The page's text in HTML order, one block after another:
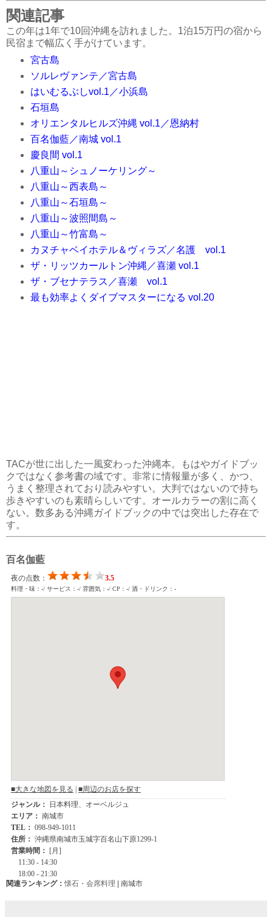
関連記事
この年は1年で10回沖縄を訪れました。1泊15万円の宿から
民宿まで幅広く手がけています。
宮古島
ソルレヴァンテ／宮古島
はいむるぶしvol.1／小浜島
石垣島
オリエンタルヒルズ沖縄 vol.1／恩納村
百名伽藍／南城 vol.1
慶良間 vol.1
八重山～シュノーケリング～
八重山～西表島～
八重山～石垣島～
八重山～波照間島～
八重山～竹富島～
カヌチャベイホテル＆ヴィラズ／名護 vol.1
ザ・リッツカールトン沖縄／喜瀬 vol.1
ザ・ブセナテラス／喜瀬 vol.1
最も効率よくダイブマスターになる vol.20
TACが世に出した一風変わった沖縄本。もはやガイドブッ
クではなく参考書の域です。非常に情報量が多く、かつ、
うまく整理されており読みやすい。大判ではないので持ち
歩きやすいのも素晴らしいです。オールカラーの割に高く
ない。数多ある沖縄ガイドブックの中では突出した存在で
す。
百名伽藍
関連ランキング：懐石・会席料理 | 南城市